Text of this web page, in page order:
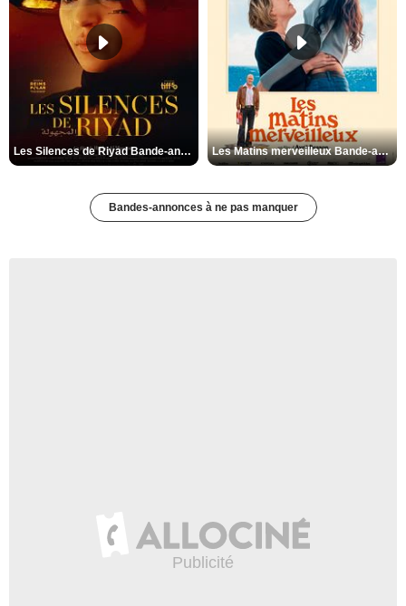
Les Silences de Riyad Bande-annonce VO STFR Les Matins merveilleux Bande-annonce VF
Bandes-annonces à ne pas manquer